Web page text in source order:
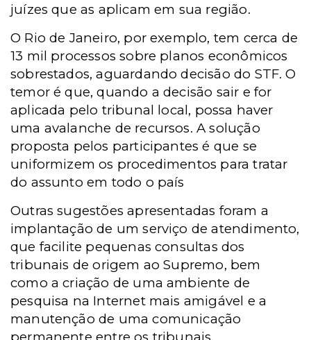
juízes que as aplicam em sua região.
O Rio de Janeiro, por exemplo, tem cerca de
13 mil processos sobre planos econômicos
sobrestados, aguardando decisão do STF. O
temor é que, quando a decisão sair e for
aplicada pelo tribunal local, possa haver
uma avalanche de recursos. A solução
proposta pelos participantes é que se
uniformizem os procedimentos para tratar
do assunto em todo o país
Outras sugestões apresentadas foram a
implantação de um serviço de atendimento,
que facilite pequenas consultas dos
tribunais de origem ao Supremo, bem
como a criação de uma ambiente de
pesquisa na Internet mais amigável e a
manutenção de uma comunicação